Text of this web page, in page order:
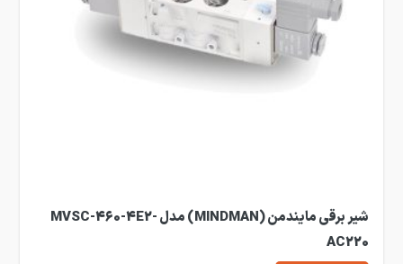
شیر برقی مایندمن (MINDMAN) مدل MVSC-460-4E2-
AC220